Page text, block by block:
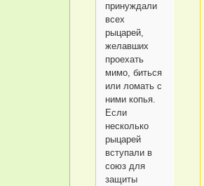
принуждали
всех
рыцарей,
желавших
проехать
мимо, биться
или ломать с
ними копья.
Если
несколько
рыцарей
вступали в
союз для
защиты